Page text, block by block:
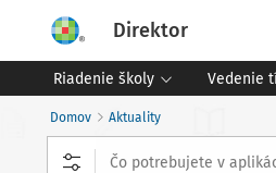
Direktor
Riadenie školy Vedenie
Domov Aktuality